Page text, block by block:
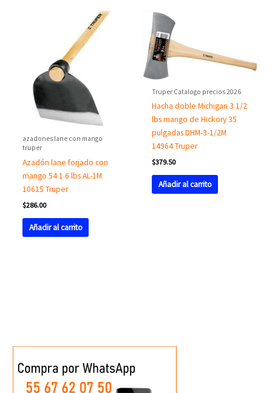
azadones lane con mango
truper
Azadón lane forjado con
mango 54 1.6 lbs AL-1M
10615 Truper
$286.00
Añadir al carrito
Truper Catalogo precios 2026
Hacha doble Michigan 3 1/2
lbs mango de Hickory 35
pulgadas DHM-3-1/2M
14964 Truper
$379.50
Añadir al carrito